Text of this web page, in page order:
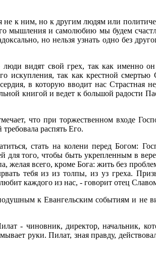
не к ним, но к другим людям или
мышления и самолюбию мы будем
но нельзя узнать одно без
видят свой грех, так как именно он
искупления, так как крестной смертью
в которую вводит нас Страстная
книгой и ведет к большой радости
что при торжественном входе
распять Его.
стать на колени перед Богом:
для того, чтобы быть укрепленным в
желая всего, кроме Бога: жить без
тебя из из толпы, из уз греха.
каждого из нас, - говорит отец
к Евангельским событиям и не
- чиновник, директор, начальник,
руки. Пилат, зная правду,